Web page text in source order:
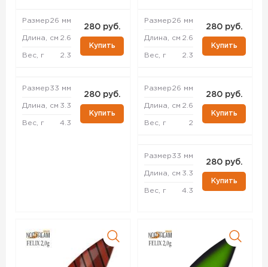
Размер26 мм
Длина, см 2.6
Вес, г 2.3
280 руб.
Купить
Размер33 мм
Длина, см 3.3
Вес, г 4.3
280 руб.
Купить
Размер26 мм
Длина, см 2.6
Вес, г 2.3
280 руб.
Купить
Размер26 мм
Длина, см 2.6
Вес, г 2
280 руб.
Купить
Размер33 мм
Длина, см 3.3
Вес, г 4.3
280 руб.
Купить